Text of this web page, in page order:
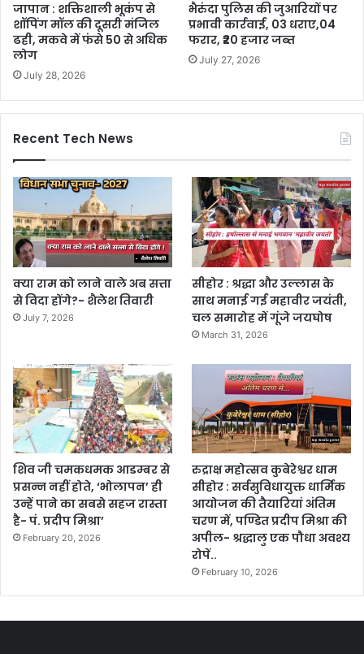
जापान : शक्तिशाली भूकंप से
शॉपिंग मॉल की दूसरी मंजिल
ढही, मकवे में फंसे 50 से अधिक
लोग
July 28, 2026
भैरुंदा पुलिस की जुआरियों पर
प्रभावी कार्रवाई, 03 धराए,04
फरार, ₹20 हजार जब्त
July 27, 2026
Recent Tech News
क्या राम को लाने वाले अब सत्ता
से विदा होंगे?- शैलेश तिवारी
July 7, 2026
सीहोर : श्रद्धा और उल्लास के
साथ मनाई गई महावीर जयंती,
चल समारोह में गूंजे जयघोष
March 31, 2026
शिव जी चमकधमक आडम्बर से
प्रसन्न नहीं होते, ‘भोलापन’ ही
उन्हें पाने का सबसे सहज रास्ता
है- पं. प्रदीप मिश्रा’
February 20, 2026
रुद्राक्ष महोत्सव कुबेरेश्वर धाम
सीहोर : सर्वसुविधायुक्त धार्मिक
आयोजन की तैयारियां अंतिम
चरण में, पण्डित प्रदीप मिश्रा की
अपील- श्रद्धालु एक पौधा अवश्य
रोपें..
February 10, 2026